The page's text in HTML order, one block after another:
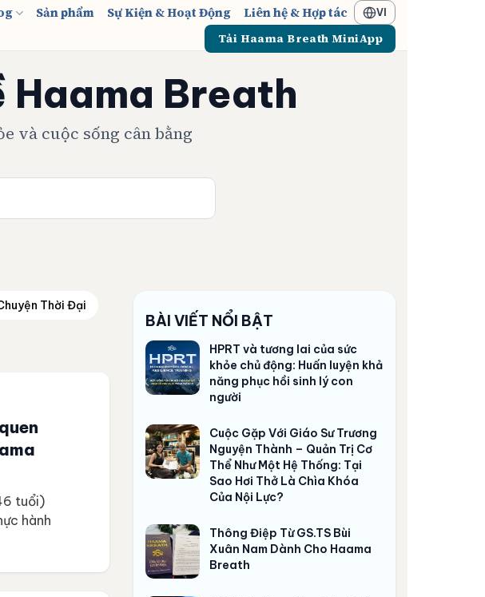
Sản phẩm Sự Kiện & Hoạt Động Liên hệ & Hợp tác VI
Tải Haama Breath MiniApp
Haama Breath
và cuộc sống cân bằng
Thời Đại
tuổi)
hành
Học
BÀI VIẾT NỔI BẬT
HPRT và tương lai của sức
khỏe chủ động: Huấn luyện khả
năng phục hồi sinh lý con
người
Cuộc Gặp Với Giáo Sư Trương
Nguyện Thành – Quản Trị Cơ
Thể Như Một Hệ Thống: Tại
Sao Hơi Thở Là Chìa Khóa
Của Nội Lực?
Thông Điệp Từ GS.TS Bùi
Xuân Nam Dành Cho Haama
Breath